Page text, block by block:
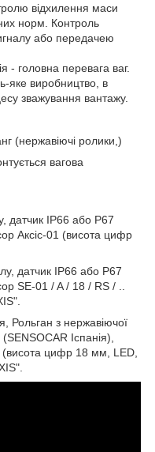
відхилення маси
норм. Контроль
або передачею
- головна перевага ваг.
яке виробництво, в
зважування вантажу.
(нержавіючі ролики,)
вагова
датчик IP66 або P67
Аксіс-01 (висота цифр
датчик IP66 або P67
SE-01 / A / 18 / RS / ..
Рольган з нержавіючої
Іспанія),
(висота цифр 18 мм, LED,